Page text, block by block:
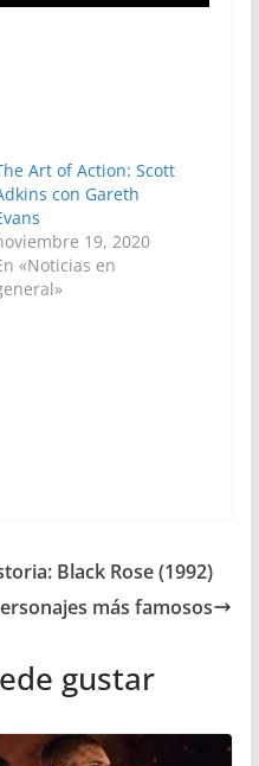
Art of Action: Scott
con Gareth
19, 2020
«Noticias en
Black Rose (1992)
más famosos
gustar